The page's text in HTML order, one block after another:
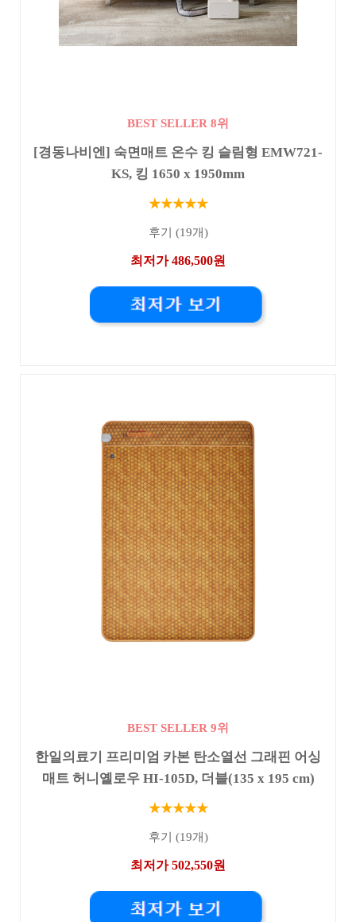
BEST SELLER 8위
[경동나비엔] 숙면매트 온수 킹 슬림형 EMW721-
KS, 킹 1650 x 1950mm
★★★★★
후기 (19개)
최저가 486,500원
BEST SELLER 9위
한일의료기 프리미엄 카본 탄소열선 그래핀 어싱
매트 허니옐로우 HI-105D, 더블(135 x 195 cm)
★★★★★
후기 (19개)
최저가 502,550원